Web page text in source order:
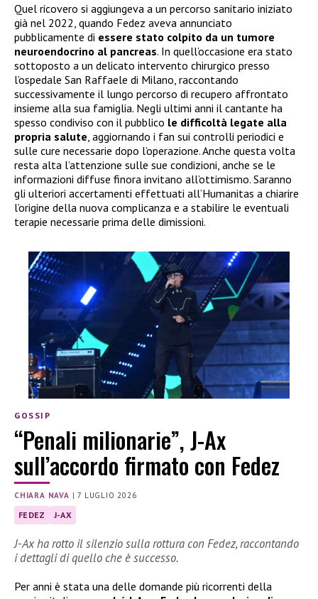
Quel ricovero si aggiungeva a un percorso sanitario iniziato
già nel 2022, quando Fedez aveva annunciato
pubblicamente di essere stato colpito da un tumore
neuroendocrino al pancreas. In quell’occasione era stato
sottoposto a un delicato intervento chirurgico presso
l’ospedale San Raffaele di Milano, raccontando
successivamente il lungo percorso di recupero affrontato
insieme alla sua famiglia. Negli ultimi anni il cantante ha
spesso condiviso con il pubblico le difficoltà legate alla
propria salute , aggiornando i fan sui controlli periodici e
sulle cure necessarie dopo l’operazione. Anche questa volta
resta alta l’attenzione sulle sue condizioni, anche se le
informazioni diffuse finora invitano all’ottimismo. Saranno
gli ulteriori accertamenti effettuati all’Humanitas a chiarire
l’origine della nuova complicanza e a stabilire le eventuali
terapie necessarie prima delle dimissioni.
GOSSIP
“Penali milionarie”, J-Ax
sull’accordo firmato con Fedez
CHIARA NAVA |7 LUGLIO 2026
FEDEZ J-AX
J-Ax ha rotto il silenzio sulla rottura con Fedez, raccontando
i dettagli di quello che è successo.
Per anni è stata una delle domande più ricorrenti della